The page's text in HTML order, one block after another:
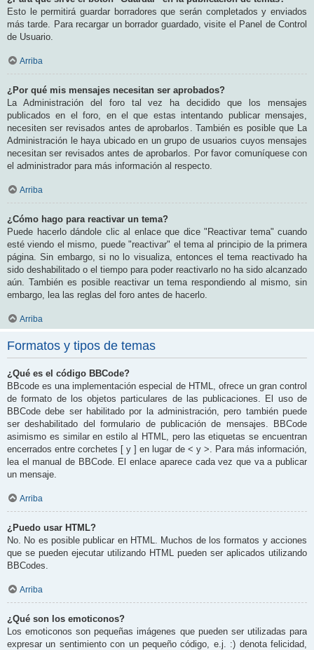
Esto le permitirá guardar borradores que serán completados y enviados
más tarde. Para recargar un borrador guardado, visite el Panel de Control
de Usuario.
Arriba
¿Por qué mis mensajes necesitan ser aprobados?
La Administración del foro tal vez ha decidido que los mensajes
publicados en el foro, en el que estas intentando publicar mensajes,
necesiten ser revisados antes de aprobarlos. También es posible que La
Administración le haya ubicado en un grupo de usuarios cuyos mensajes
necesitan ser revisados antes de aprobarlos. Por favor comuníquese con
el administrador para más información al respecto.
Arriba
¿Cómo hago para reactivar un tema?
Puede hacerlo dándole clic al enlace que dice "Reactivar tema" cuando
esté viendo el mismo, puede "reactivar" el tema al principio de la primera
página. Sin embargo, si no lo visualiza, entonces el tema reactivado ha
sido deshabilitado o el tiempo para poder reactivarlo no ha sido alcanzado
aún. También es posible reactivar un tema respondiendo al mismo, sin
embargo, lea las reglas del foro antes de hacerlo.
Arriba
Formatos y tipos de temas
¿Qué es el código BBCode?
BBcode es una implementación especial de HTML, ofrece un gran control
de formato de los objetos particulares de las publicaciones. El uso de
BBCode debe ser habilitado por la administración, pero también puede
ser deshabilitado del formulario de publicación de mensajes. BBCode
asimismo es similar en estilo al HTML, pero las etiquetas se encuentran
encerrados entre corchetes [ y ] en lugar de < y >. Para más información,
lea el manual de BBCode. El enlace aparece cada vez que va a publicar
un mensaje.
Arriba
¿Puedo usar HTML?
No. No es posible publicar en HTML. Muchos de los formatos y acciones
que se pueden ejecutar utilizando HTML pueden ser aplicados utilizando
BBCodes.
Arriba
¿Qué son los emoticonos?
Los emoticonos son pequeñas imágenes que pueden ser utilizadas para
expresar un sentimiento con un pequeño código, e.j. :) denota felicidad,